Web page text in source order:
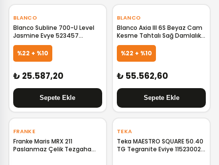
BLANCO
Blanco Subline 700-U Level
Jasmine Evye 523457
B523457
%22 + %10
₺ 25.587,20
BLANCO
Blanco Axia III 6S Beyaz Cam
Kesme Tahtalı Sağ Damlalıklı
Granit Evye 524657 B524657
%22 + %10
₺ 55.562,60
FRANKE
Franke Maris MRX 211
Paslanmaz Çelik Tezgaha
TEKA
Teka MAESTRO SQUARE 50.40
TG Tegranite Eviye 115230021